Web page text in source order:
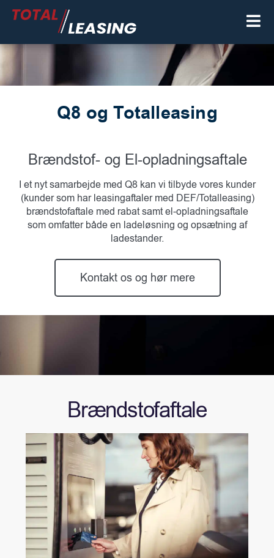
Q8 og Totalleasing
Brændstof- og El-opladningsaftale
I et nyt samarbejde med Q8 kan vi tilbyde vores kunder
(kunder som har leasingaftaler med DEF/Totalleasing)
brændstofaftale med rabat samt el-opladningsaftale
som omfatter både en ladeløsning og opsætning af
ladestander.
Kontakt os og hør mere
Brændstofaftale